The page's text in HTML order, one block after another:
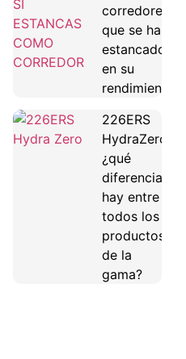
corredores
que se han
estancado
en su
rendimiento
226ERS
HydraZero:
¿qué
diferencias
hay entre
todos los
productos
de la
gama?